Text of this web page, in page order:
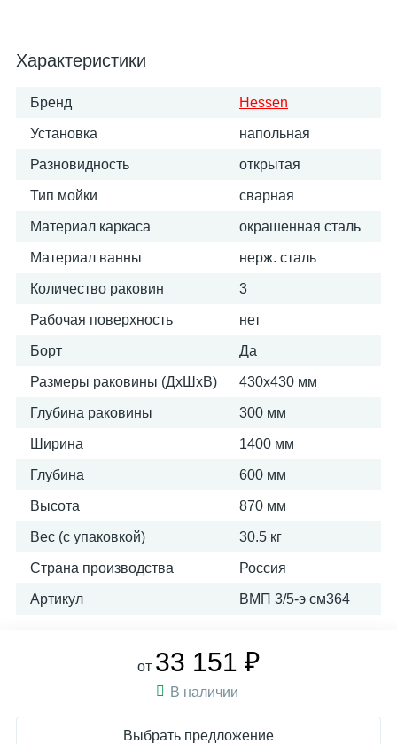
Характеристики
Бренд Hessen
Установка напольная
Разновидность открытая
Тип мойки сварная
Материал каркаса окрашенная сталь
Материал ванны нерж. сталь
Количество раковин 3
Рабочая поверхность нет
Борт Да
Размеры раковины (ДхШхВ) 430х430 мм
Глубина раковины 300 мм
Ширина 1400 мм
Глубина 600 мм
Высота 870 мм
Вес (с упаковкой) 30.5 кг
Страна производства Россия
Артикул ВМП 3/5-э см364
от 33 151 ₽
В наличии
Выбрать предложение